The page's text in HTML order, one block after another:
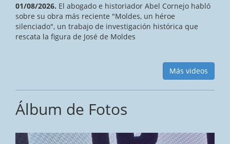
01/08/2026. El abogado e historiador Abel Cornejo habló
sobre su obra más reciente "Moldes, un héroe
silenciado", un trabajo de investigación histórica que
rescata la figura de José de Moldes
Más videos
Álbum de Fotos